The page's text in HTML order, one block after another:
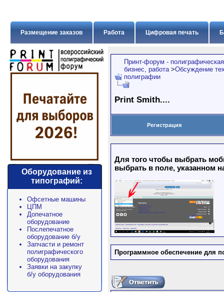
Цифровая печать
Работа
Размещение заказов
Оборудование из
типографий:
Офсетные машины
ЦПМ
Допечатное
оборудование
Послепечатное
оборудование б/у
Запчасти и ремонт
полиграфического
оборудования
Заявки на закупку
б/у оборудования
Принт-форум -
бизнес, работа >Обсуждение
полиграфии
Print Smith....
Регистрация
Для того чтобы выбрать
выбрать в поле, указанном
Программное обеспечение для